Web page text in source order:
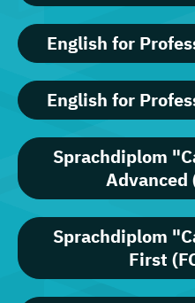
English for
English for
Sprachdiplom
Advanced
Sprachdiplom
First